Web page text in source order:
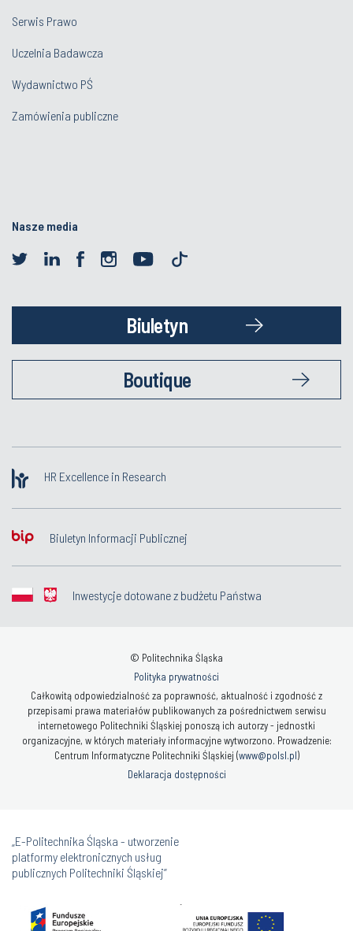
Serwis Prawo
Uczelnia Badawcza
Wydawnictwo PŚ
Zamówienia publiczne
Nasze media
Biuletyn
Boutique
HR Excellence in Research
Biuletyn Informacji Publicznej
Inwestycje dotowane z budżetu Państwa
© Politechnika Śląska
Polityka prywatności
Całkowitą odpowiedzialność za poprawność, aktualność i zgodność z
przepisami prawa materiałów publikowanych za pośrednictwem serwisu
internetowego Politechniki Śląskiej ponoszą ich autorzy - jednostki
organizacyjne, w których materiały informacyjne wytworzono. Prowadzenie:
Centrum Informatyczne Politechniki Śląskiej (www@polsl.pl)
Deklaracja dostępności
„E-Politechnika Śląska - utworzenie
platformy elektronicznych usług
publicznych Politechniki Śląskiej”